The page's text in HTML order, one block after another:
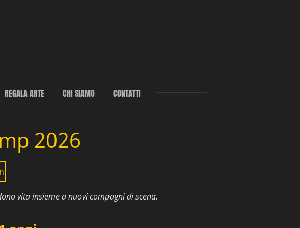
REGALA ARTE CHI SIAMO CONTATTI
2026
vita insieme a nuovi compagni di scena.